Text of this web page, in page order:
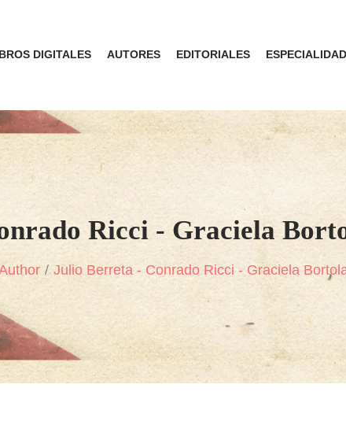
DIGITALES AUTORES EDITORIALES
Ricci - Graciela
Julio Berreta - Conrado Ricci - Graciela